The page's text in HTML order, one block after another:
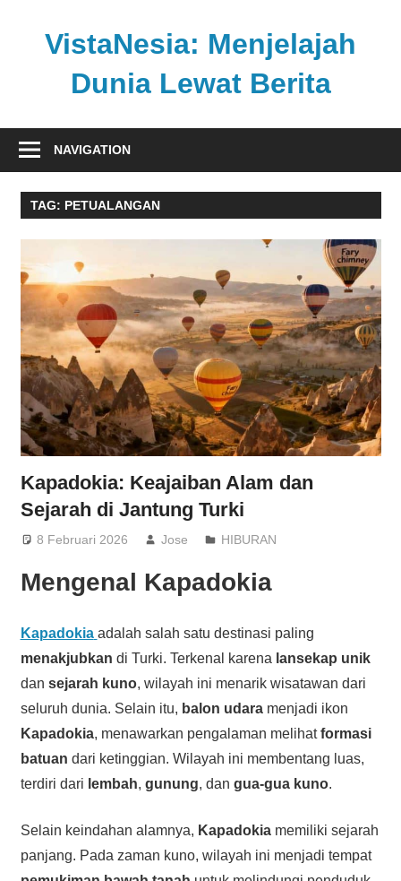
VistaNesia: Menjelajah
Dunia Lewat Berita
nasional
global
dalam
informatif
NAVIGATION
TAG: PETUALANGAN
Kapadokia: Keajaiban Alam dan
Sejarah di Jantung Turki
8 Februari 2026 Jose HIBURAN
Mengenal Kapadokia
Kapadokia adalah salah satu destinasi paling
menakjubkan di Turki. Terkenal karena lansekap unik
dan sejarah kuno, wilayah ini menarik wisatawan dari
seluruh dunia. Selain itu, balon udaramenjadi ikon
Kapadokia, menawarkan pengalaman melihatformasi
batuan dari ketinggian. Wilayah ini membentang luas,
terdiri dari lembah, gunung, dan gua-gua kuno.
Selain keindahan alamnya, Kapadokiamemiliki sejarah
panjang. Pada zaman kuno, wilayah ini menjadi tempat